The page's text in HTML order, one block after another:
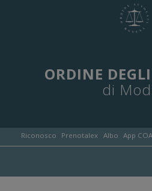
ORDINE
di
Riconosco Prenotalex Albo App COA